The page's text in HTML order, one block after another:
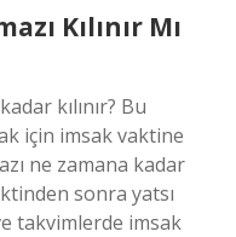
Kılınır Mı
kılınır? Bu
için imsak vaktine
ne zamana kadar
sonra yatsı
takvimlerde imsak